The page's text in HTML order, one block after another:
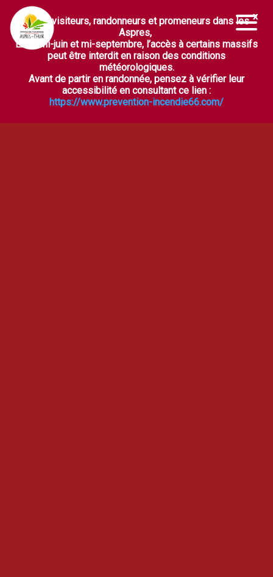
Ouvrir la barre d’outils
Chers visiteurs, randonneurs et promeneurs dans les
Aspres,
Entre mi-juin et mi-septembre, l’accès à certains massifs
peut être interdit en raison des conditions
météorologiques.
Avant de partir en randonnée, pensez à vérifier leur
accessibilité en consultant ce lien :
https://www.prevention-incendie66.com/